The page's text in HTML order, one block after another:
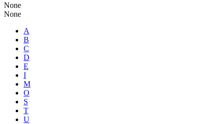
None
None
A
B
C
D
E
I
M
O
S
T
U